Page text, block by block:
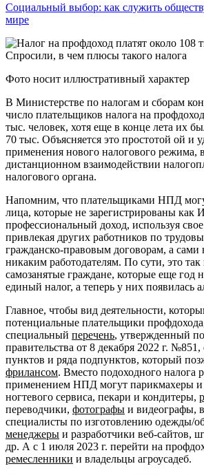
Социальный выбор: как служить
мире
Фото носит иллюстративный характер
В Министерстве по налогам и сборам
число плательщиков налога на
тыс. человек, хотя еще в конце лета их
70 тыс. Объясняется это простотой ой и
применения нового налогового режима,
дистанционном взаимодействии
налогового органа.
Напомним, что плательщиками НПД
лица, которые не зарегистрированы
профессиональный доход, используя
привлекая других работников по
гражданско-правовым договорам, а сами
никаким работодателям. По сути, это
самозанятые граждане, которые еще год
единый налог, а теперь у них появилась
Главное, чтобы вид деятельности,
потенциальные плательщики
специальный перечень, утвержденный
правительства от 8 декабря 2022 г.
пунктов и ряда подпунктов, который
фрилансом. Вместо подоходного налога
применением НПД могут парикмахеры и
ногтевого сервиса, пекари и кондитеры,
переводчики, фотографы и видеографы,
специалисты по изготовлению одежды/
менеджеры и разработчики веб-сайтов,
др. А с 1 июля 2023 г. перейти на
ремесленники и владельцы агроусадеб.